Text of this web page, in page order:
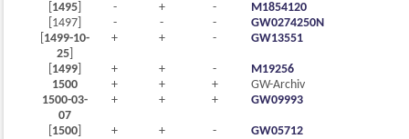
1495 - + -
M1854120
[1497]
- - -
GW0274250N
1499-10-
25
+ + - GW13551
1499 + + -
M19256
1500
+ + +
GW-Archiv
1500-03-
07
+ + + GW09993
1500 + + -
GW05712